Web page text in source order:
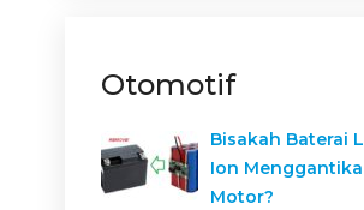
Otomotif
Bisakah Baterai
Ion
Motor?